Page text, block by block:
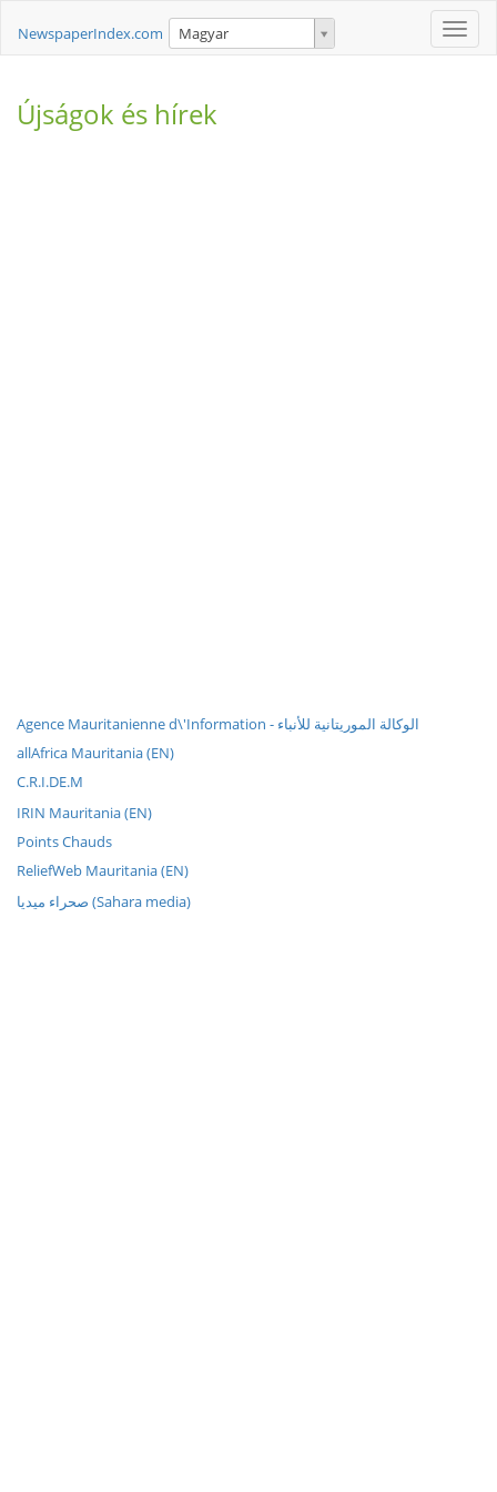
Toggle
NewspaperIndex.com Magyar
Újságok és hírek
Agence Mauritanienne d\'Information - الوكالة الموريتانية للأنباء
allAfrica Mauritania (EN)
C.R.I.DE.M
IRIN Mauritania (EN)
Points Chauds
ReliefWeb Mauritania (EN)
صحراء ميديا (Sahara media)